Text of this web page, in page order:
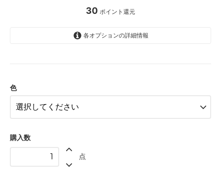
30 ポイント還元
各オプションの詳細情報
色
購入数
点